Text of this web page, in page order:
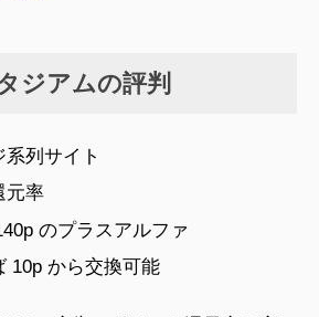
ジアムの評判
列サイト
元率
のプラスアルファ
10p から交換可能